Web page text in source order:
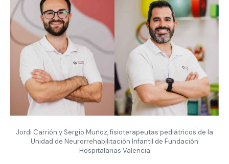
Jordi Carrión y Sergio Muñoz, fisioterapeutas pediátricos de la
Unidad de Neurorrehabilitación Infantil de Fundación
Hospitalarias Valencia